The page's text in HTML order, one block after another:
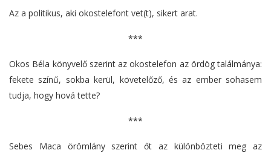
Az a politikus, aki okostelefont vet(t), sikert arat.
***
Okos Béla könyvelő szerint az okostelefon az ördög találmánya:
fekete színű, sokba kerül, követelőző, és az ember sohasem
tudja, hogy hová tette?
***
Sebes Maca örömlány szerint őt az különbözteti meg az